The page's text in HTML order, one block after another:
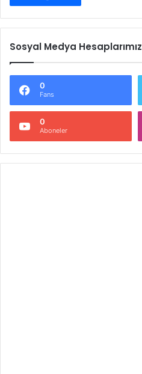
Sosyal Medya Hesaplarımız
0
Fans
0
Aboneler